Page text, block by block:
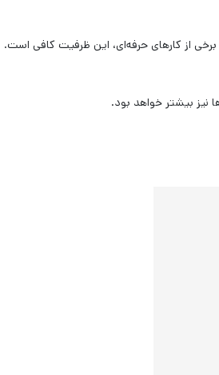
نیز بیشتر خواهد بود.